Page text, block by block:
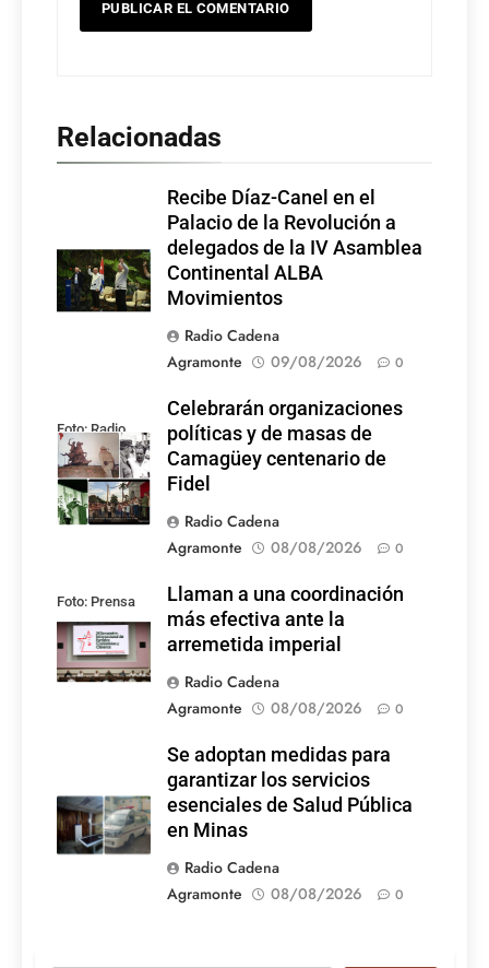
Relacionadas
Recibe Díaz-Canel en el
Palacio de la Revolución a
delegados de la IV Asamblea
Continental ALBA
Movimientos
Radio Cadena
Agramonte
09/08/2026 0
Foto: Radio
Rebelde
Celebrarán organizaciones
políticas y de masas de
Camagüey centenario de
Fidel
Radio Cadena
Agramonte
08/08/2026 0
Foto: Prensa
Latina
Llaman a una coordinación
más efectiva ante la
arremetida imperial
Radio Cadena
Agramonte
08/08/2026 0
Se adoptan medidas para
garantizar los servicios
esenciales de Salud Pública
en Minas
Radio Cadena
Agramonte
08/08/2026 0